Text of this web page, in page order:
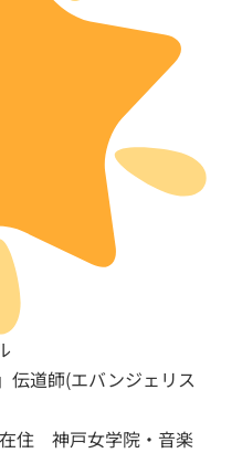
伝道師(エバンジェリス
住 神戸女学院・音楽